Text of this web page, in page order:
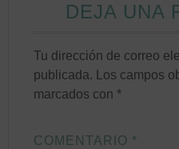
DEJA UNA
Tu dirección de correo
publicada.
Los campos
marcados con*
COMENTARIO *